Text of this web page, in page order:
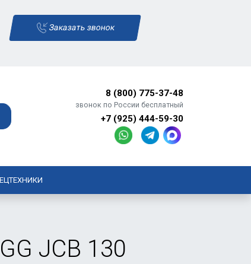
Заказать звонок
8 (800) 775-37-48
звонок по России бесплатный
+7 (925) 444-59-30
JCB 130